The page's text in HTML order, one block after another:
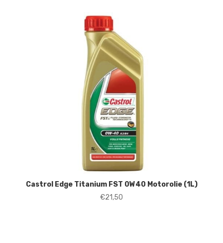
Castrol Edge Titanium FST 0W40 Motorolie (1L)
€21,50